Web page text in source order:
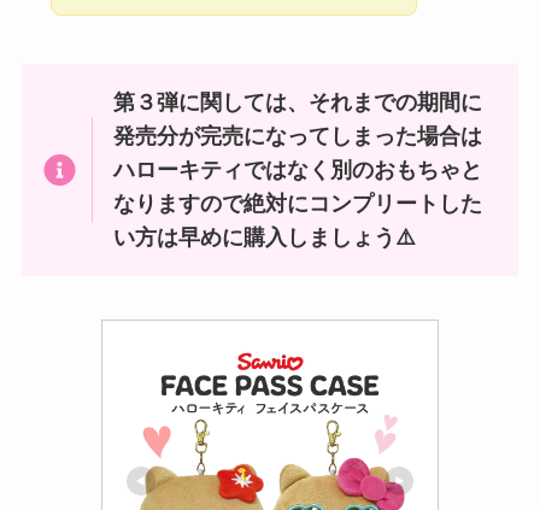
第３弾に関しては、それまでの期間に
発売分が完売になってしまった場合は
ハローキティではなく別のおもちゃと
なりますので絶対にコンプリートした
い方は早めに購入しましょう⚠️